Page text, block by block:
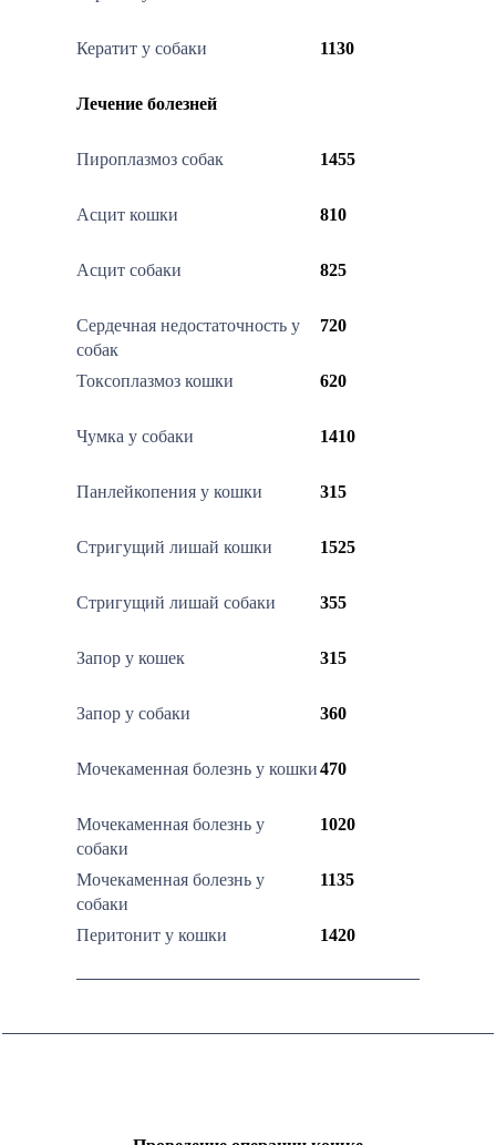
Кератит у собаки 1130
Лечение болезней
Пироплазмоз собак 1455
Асцит кошки 810
Асцит собаки 825
Сердечная недостаточность у
собак
720
Токсоплазмоз кошки 620
Чумка у собаки 1410
Панлейкопения у кошки 315
Стригущий лишай кошки 1525
Стригущий лишай собаки 355
Запор у кошек 315
Запор у собаки 360
Мочекаменная болезнь у кошки470
Мочекаменная болезнь у
собаки
1020
Мочекаменная болезнь у
собаки
1135
Перитонит у кошки 1420